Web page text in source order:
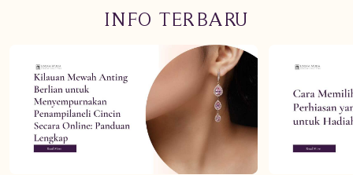
INFO TERBARU